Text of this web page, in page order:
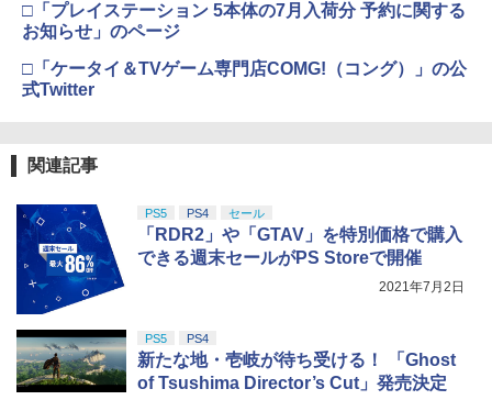
□「プレイステーション 5本体の7月入荷分 予約に関する
お知らせ」のページ
□「ケータイ＆TVゲーム専門店COMG!（コング）」の公
式Twitter
関連記事
PS5 PS4 セール
「RDR2」や「GTAV」を特別価格で購入
できる週末セールがPS Storeで開催
2021年7月2日
PS5 PS4
新たな地・壱岐が待ち受ける！ 「Ghost
of Tsushima Director’s Cut」発売決定